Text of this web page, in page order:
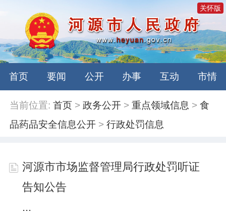
关怀版
首页 要闻 公开 办事 互动 市情
当前位置: 首页 >政务公开 >重点领域信息 >食
品药品安全信息公开 >行政处罚信息
河源市市场监督管理局行政处罚听证
告知公告
...